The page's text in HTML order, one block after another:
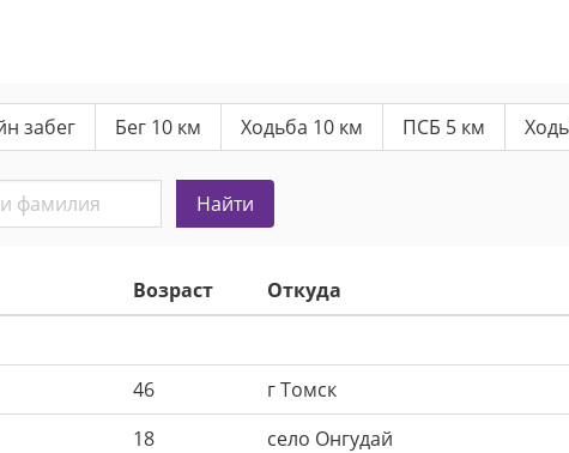
забег Бег 10 км Ходьба 10 км ПСБ 5 км
Найти
Возраст Откуда
46 г Томск
18 село Онгудай